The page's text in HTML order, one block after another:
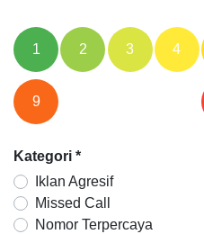
1 2 3 4
9
Kategori *
Iklan Agresif
Missed Call
Nomor Terpercaya